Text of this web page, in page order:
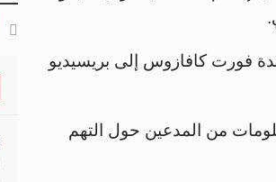
فورت كافازوس إلى بريسيديو
من المدعين حول التهم